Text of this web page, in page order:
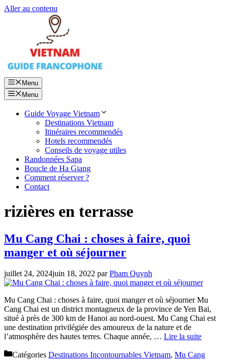
Aller au contenu
Menu
Menu
Guide Voyage Vietnam
Destinations Vietnam
Itinéraires recommendés
Hotels recommendés
Conseils de voyage utiles
Randonnées Sapa
Boucle de Ha Giang
Comment réserver ?
Contact
rizières en terrasse
Mu Cang Chai : choses à faire, quoi
manger et où séjourner
juillet 24, 2024juin 18, 2022 parPham Quynh
Mu Cang Chai : choses à faire, quoi manger et où séjourner Mu
Cang Chai est un district montagneux de la province de Yen Bai,
situé à près de 300 km de Hanoi au nord-ouest. Mu Cang Chai est
une destination privilégiée des amoureux de la nature et de
l’atmosphère des hautes terres. Chaque année, … Lire la suite
Catégories Destinations Incontournables Vietnam, Mu Cang